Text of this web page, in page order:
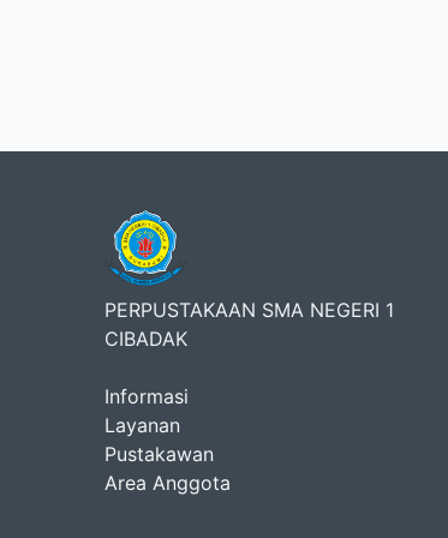
PERPUSTAKAAN SMA NEGERI 1
CIBADAK
Informasi
Layanan
Pustakawan
Area Anggota